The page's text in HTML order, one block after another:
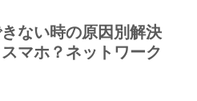
ない時の原因別解決
マホ？ネットワーク